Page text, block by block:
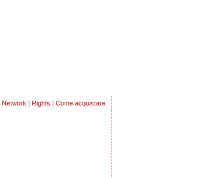
Network | Rights | Come acquistare